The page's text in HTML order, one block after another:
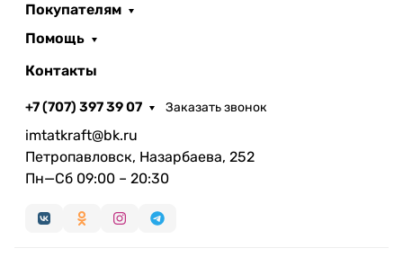
Покупателям
Помощь
Контакты
+7 (707) 397 39 07 Заказать звонок
imtatkraft@bk.ru
Петропавловск, Назарбаева, 252
Пн—Сб 09:00 – 20:30